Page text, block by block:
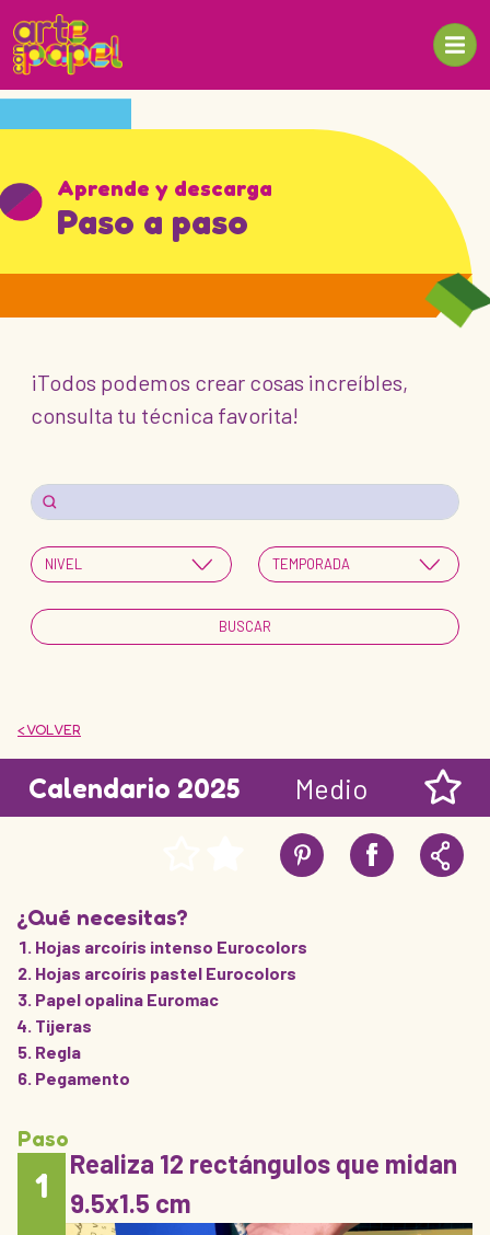
Aprende y descarga
Paso a paso
¡Todos podemos crear cosas increíbles,
consulta tu técnica favorita!
< VOLVER
Calendario 2025 Medio
¿Qué necesitas?
Hojas arcoíris intenso Eurocolors
Hojas arcoíris pastel Eurocolors
Papel opalina Euromac
Tijeras
Regla
Pegamento
Paso
1
Realiza 12 rectángulos que midan
9.5x1.5 cm